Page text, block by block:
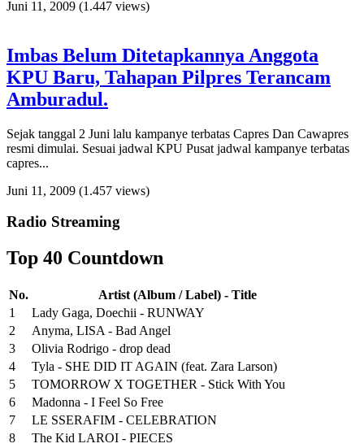
Juni 11, 2009 (1.447 views)
Imbas Belum Ditetapkannya Anggota
KPU Baru, Tahapan Pilpres Terancam
Amburadul.
Sejak tanggal 2 Juni lalu kampanye terbatas Capres Dan Cawapres
resmi dimulai. Sesuai jadwal KPU Pusat jadwal kampanye terbatas
capres...
Juni 11, 2009 (1.457 views)
Radio Streaming
Top 40 Countdown
No.
Artist (Album / Label) - Title
1
Lady Gaga, Doechii - RUNWAY
2
Anyma, LISA - Bad Angel
3
Olivia Rodrigo - drop dead
4
Tyla - SHE DID IT AGAIN (feat. Zara Larson)
5
TOMORROW X TOGETHER - Stick With You
6
Madonna - I Feel So Free
7
LE SSERAFIM - CELEBRATION
8
The Kid LAROI - PIECES